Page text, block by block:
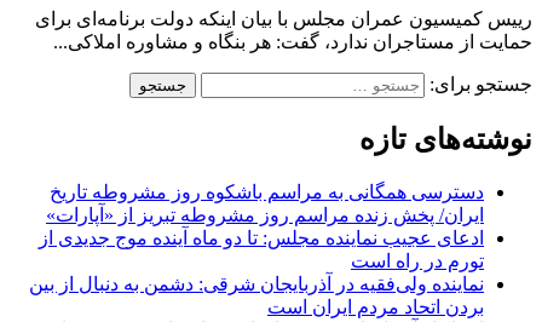
رییس کمیسیون عمران مجلس با بیان اینکه دولت برنامه‌ای برای
حمایت از مستاجران ندارد، گفت: هر بنگاه و مشاوره املاکی...
جستجو برای:
نوشته‌های تازه
دسترسی همگانی به مراسم باشکوه روز مشروطه تاریخ
ایران/ پخش زنده مراسم روز مشروطه تبریز از «آپارات»
ادعای عجیب نماینده مجلس: تا دو ماه آینده موج جدیدی از
تورم در راه است
نماینده ولی‌فقیه در آذربایجان شرقی: دشمن به دنبال از بین
بردن اتحاد مردم ایران است